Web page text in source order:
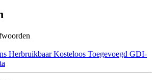
Herbruikbaar Kosteloos Toegevoegd GDI-